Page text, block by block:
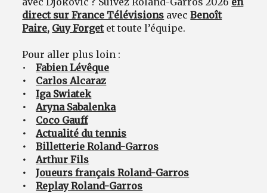
direct sur France Télévisions avecBenoît
Paire, Guy Forgetet toute l’équipe.
Pour aller plus loin :
•
Fabien Lévêque
• Carlos Alcaraz
•Iga Swiatek
•Aryna Sabalenka
• Coco Gauff
•Actualité du tennis
•Billetterie Roland-Garros
•Arthur Fils
•Joueurs français Roland-Garros
•Replay Roland-Garros